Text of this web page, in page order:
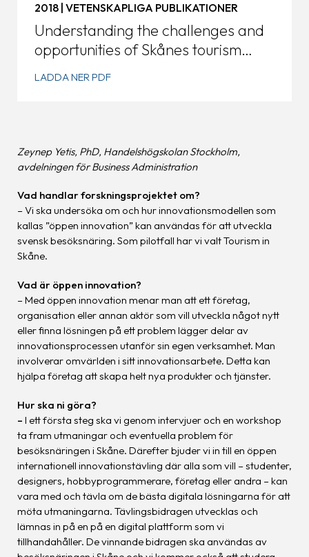
Understanding the challenges and
opportunities of Skånes tourism
ecosystem
2018 | VETENSKAPLIGA PUBLIKATIONER
LADDA NER PDF
Zeynep Yetis, PhD, Handelshögskolan Stockholm,
avdelningen för Business Administration
Vad handlar forskningsprojektet om?
– Vi ska undersöka om och hur innovationsmodellen som
kallas ”öppen innovation” kan användas för att utveckla
svensk besöksnäring. Som pilotfall har vi valt Tourism in
Skåne.
Vad är öppen innovation?
– Med öppen innovation menar man att ett företag,
organisation eller annan aktör som vill utveckla något nytt
eller finna lösningen på ett problem lägger delar av
innovationsprocessen utanför sin egen verksamhet. Man
involverar omvärlden i sitt innovationsarbete. Detta kan
hjälpa företag att skapa helt nya produkter och tjänster.
Hur ska ni göra?
– I ett första steg ska vi genom intervjuer och en workshop
ta fram utmaningar och eventuella problem för
besöksnäringen i Skåne. Därefter bjuder vi in till en öppen
internationell innovationstävling där alla som vill – studenter,
designers, hobbyprogrammerare, företag eller andra – kan
vara med och tävla om de bästa digitala lösningarna för att
möta utmaningarna. Tävlingsbidragen utvecklas och
lämnas in på en på en digital plattform som vi
tillhandahåller. De vinnande bidragen ska användas av